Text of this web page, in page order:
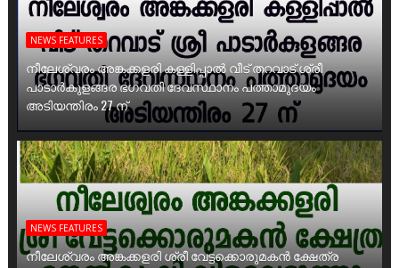
NEWS FEATURES
നീലേശ്വരം അങ്കക്കളരി കള്ളിപ്പാൽ വീട് തറവാട് ശ്രീ
പാടാർകുളങ്ങര ഭഗവതി ദേവസ്ഥാനം പത്താമുദയം
അടിയന്തിരം 27 ന്
NEWS FEATURES
നീലേശ്വരം അങ്കക്കളരി ശ്രീ വേട്ടക്കൊരുമകൻ ക്ഷേത്ര